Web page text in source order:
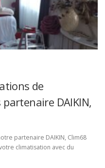
de
DAIKIN,
partenaire DAIKIN, Clim68
climatisation avec du